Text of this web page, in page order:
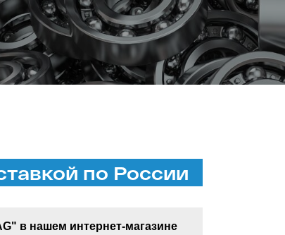
по России
в нашем интернет-магазине